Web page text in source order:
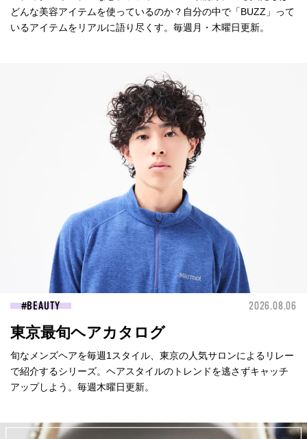
どんな美容アイテムを使っているのか？自分の中で「BUZZ」って
いるアイテムをリアルに語り尽くす。毎週月・木曜日更新。
BEAUTY 2026.08.06
東京最旬ヘアカタログ
旬なメンズヘアを毎週1スタイル、東京の人気サロンによるリレー
で紹介するシリーズ。ヘアスタイルのトレンドを逃さずキャッチ
アップしよう。毎週木曜日更新。